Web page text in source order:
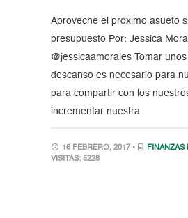
Aproveche el próximo asueto
presupuesto Por: Jessica
@jessicaamorales Tomar
descanso es necesario para
para compartir con los
incrementar nuestra
16 FEBRERO, 2017 • FINANZAS
VISITAS: 5228